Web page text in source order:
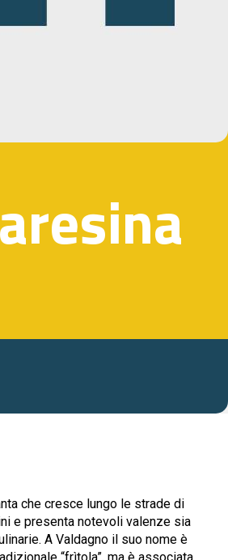
che cresce lungo le strade di
e presenta notevoli valenze sia
A Valdagno il suo nome è